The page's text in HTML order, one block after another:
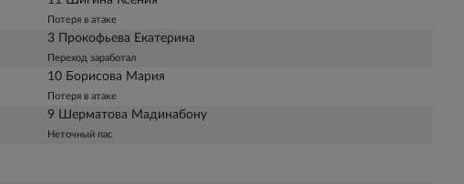
Потеря в атаке
3 Прокофьева Екатерина
Переход заработал
10 Борисова Мария
Потеря в атаке
9 Шерматова Мадинабону
Неточный пас